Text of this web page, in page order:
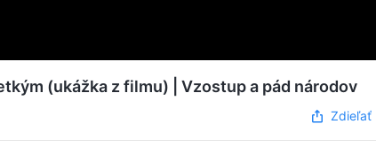
(ukážka z filmu) | Vzostup a pád národov
Zdieľať